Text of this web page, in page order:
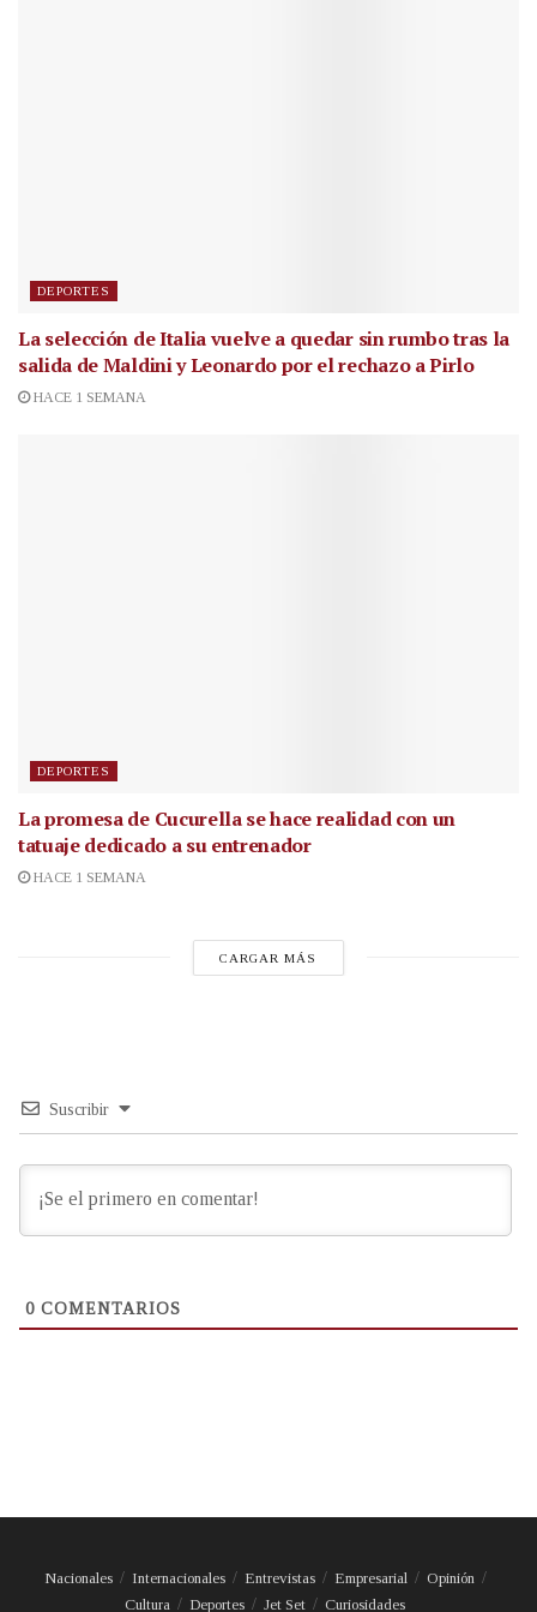
DEPORTES
La selección de Italia vuelve a quedar sin rumbo tras la
salida de Maldini y Leonardo por el rechazo a Pirlo
HACE 1 SEMANA
DEPORTES
La promesa de Cucurella se hace realidad con un
tatuaje dedicado a su entrenador
HACE 1 SEMANA
CARGAR MÁS
Suscribir
0 COMENTARIOS
Nacionales Internacionales Entrevistas Empresarial
Opinión
Cultura
Deportes Jet Set Curiosidades